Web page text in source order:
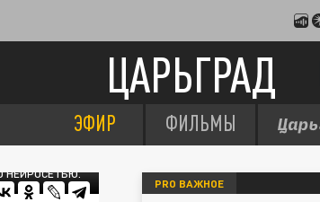
ЦАРЬГРАД
ЭФИР ФИЛЬМЫ
НЕЙРОСЕТЬЮ.
PRO ВАЖНОЕ